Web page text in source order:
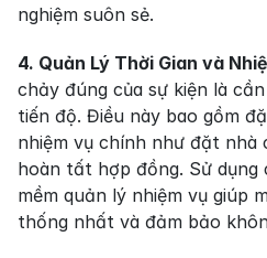
nghiệm suôn sẻ.
4. Quản Lý Thời Gian và
chảy đúng của sự kiện là
tiến độ. Điều này bao gồm
nhiệm vụ chính như đặt nhà
hoàn tất hợp đồng. Sử dụng
mềm quản lý nhiệm vụ giúp
thống nhất và đảm bảo